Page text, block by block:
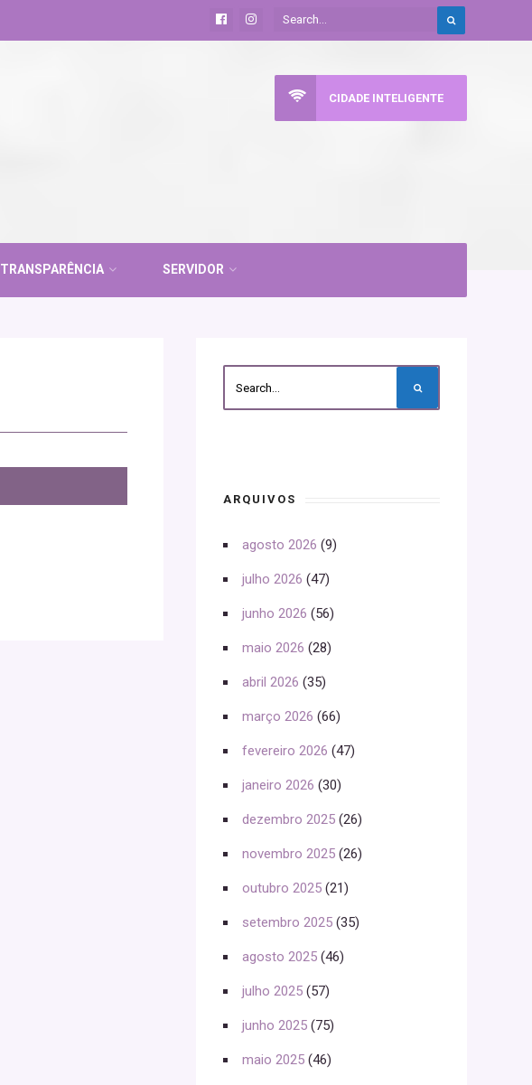
TRANSPARÊNCIA SERVIDOR
CIDADE INTELIGENTE
ARQUIVOS
agosto 2026 (9)
julho 2026 (47)
junho 2026 (56)
maio 2026 (28)
abril 2026 (35)
março 2026 (66)
fevereiro 2026 (47)
janeiro 2026 (30)
dezembro 2025 (26)
novembro 2025 (26)
outubro 2025 (21)
setembro 2025 (35)
agosto 2025 (46)
julho 2025 (57)
junho 2025 (75)
maio 2025 (46)